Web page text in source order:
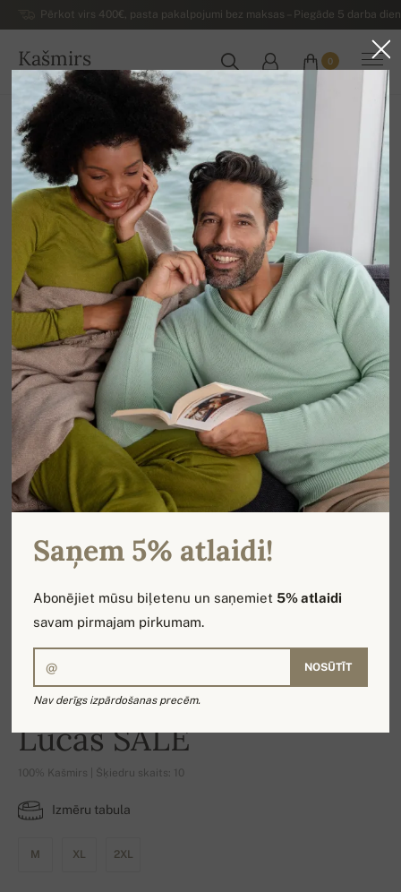
Pērkot virs 400€, pasta pakalpojumi bez maksas – Piegāde 5 darba
Kašmirs
LATVIJA
0
Uz mājām
-22%
Lucas SALE
100% Kašmirs | Šķiedru skaits: 10
Izmēru tabula
M XL 2XL
Saņem 5% atlaidi!
Abonējiet mūsu biļetenu un saņemiet5% atlaidi
savam pirmajam pirkumam.
NOSŪTĪT
Nav derīgs izpārdošanas precēm.